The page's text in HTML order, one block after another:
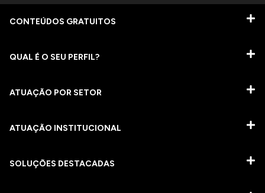
CONTEÚDOS GRATUITOS
QUAL É O SEU PERFIL?
ATUAÇÃO POR SETOR
ATUAÇÃO INSTITUCIONAL
SOLUÇÕES DESTACADAS